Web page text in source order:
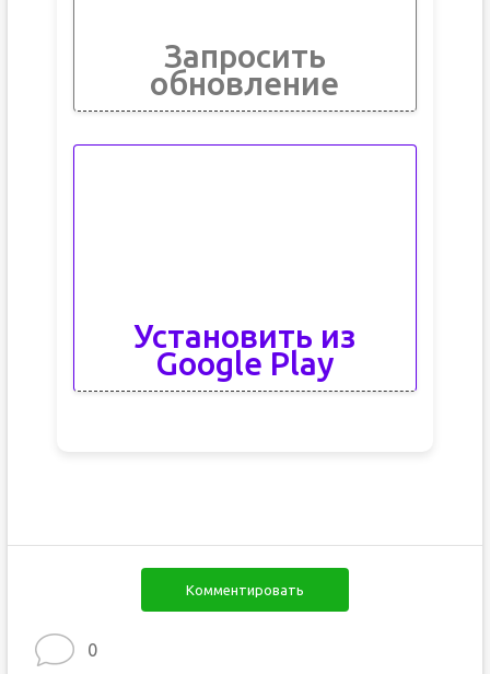
Запросить
обновление
Установить из
Google Play
Комментировать
0